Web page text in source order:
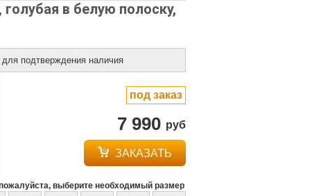
в белую полоску,
подтверждения наличия
под заказ
7 990 руб
ЗАКАЗАТЬ
выберите необходимый размер